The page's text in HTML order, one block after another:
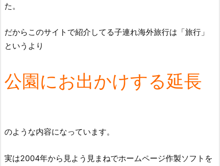
た。
だからこのサイトで紹介してる子連れ海外旅行は「旅行」
というより
公園にお出かけする延長
のような内容になっています。
実は2004年から見よう見まねでホームページ作製ソフトを